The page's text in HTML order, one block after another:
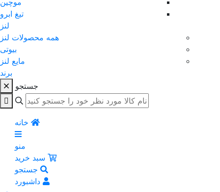
موچین
تیغ ابرو
لنز
همه محصولات لنز
بیوتی
مایع لنز
برند
جستجو
خانه
منو
سبد خرید
جستجو
داشبورد